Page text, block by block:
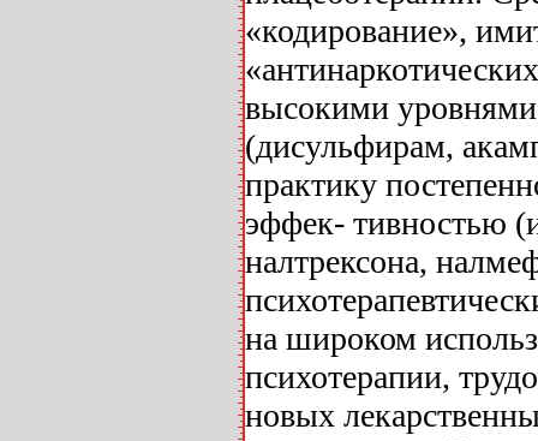
«кодирование»,
высокими уровнями
(дисульфирам,
практику
эффек- тивностью
налтрексона,
на широком
психотерапии,
новых